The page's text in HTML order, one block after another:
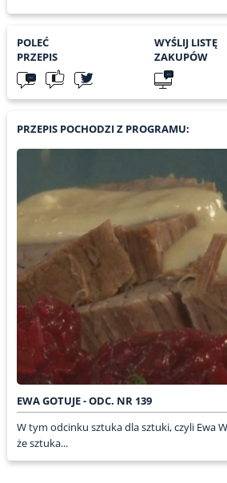
POLEĆ
PRZEPIS
WYŚLIJ LISTĘ
ZAKUPÓW
PRZEPIS POCHODZI Z PROGRAMU:
EWA GOTUJE - ODC. NR 139
W tym odcinku sztuka dla sztuki, czyli Ewa
że sztuka...